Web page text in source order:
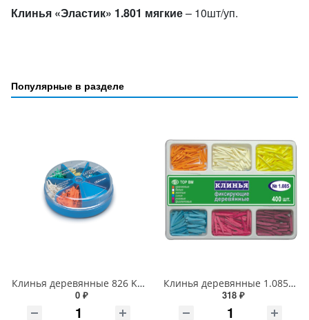
Клинья «Эластик» 1.801 мягкие– 10шт/уп.
Популярные в разделе
Клинья деревянные 826 Kerr
0 ₽
Клинья деревянные 1.085 набор
318 ₽